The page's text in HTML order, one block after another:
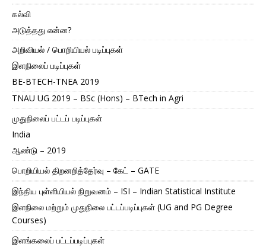
கல்வி
அடுத்தது என்ன?
அறிவியல் / பொறியியல் படிப்புகள்
இளநிலைப் படிப்புகள்
BE-BTECH-TNEA 2019
TNAU UG 2019 – BSc (Hons) – BTech in Agri
முதுநிலைப் பட்டப் படிப்புகள்
India
ஆண்டு – 2019
பொறியியல் திறனறித்தேர்வு – கேட் – GATE
இந்திய புள்ளியியல் நிறுவனம் – ISI – Indian Statistical Institute
இளநிலை மற்றும் முதுநிலை பட்டப்படிப்புகள் (UG and PG Degree
Courses)
இளங்கலைப் பட்டப்படிப்புகள்